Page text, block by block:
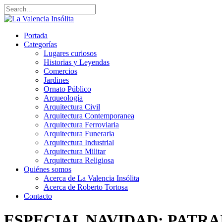
Portada
Categorías
Lugares curiosos
Historias y Leyendas
Comercios
Jardines
Ornato Público
Arqueología
Arquitectura Civil
Arquitectura Contemporanea
Arquitectura Ferroviaria
Arquitectura Funeraria
Arquitectura Industrial
Arquitectura Militar
Arquitectura Religiosa
Quiénes somos
Acerca de La Valencia Insólita
Acerca de Roberto Tortosa
Contacto